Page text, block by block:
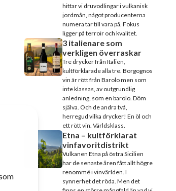
hittar vi druvodlingar i vulkanisk
jordmån, något producenterna
numera tar till vara på. Fokus
ligger på terroir och kvalitet.
3 italienare som
verkligen överraskar
Tre drycker från Italien,
kultförklarade alla tre. Borgognos
vin är rött från Barolo men som
inte klassas, av outgrundlig
anledning, som en barolo. Döm
själva. Och de andra två,
herregud vilka drycker! En öl och
ett rött vin. Världsklass.
Etna – kultförklarat
vinfavoritdistrikt
Vulkanen Etna på östra Sicilien
har de senaste åren fått allt högre
renommé i vinvärlden. I
synnerhet det röda. Men det